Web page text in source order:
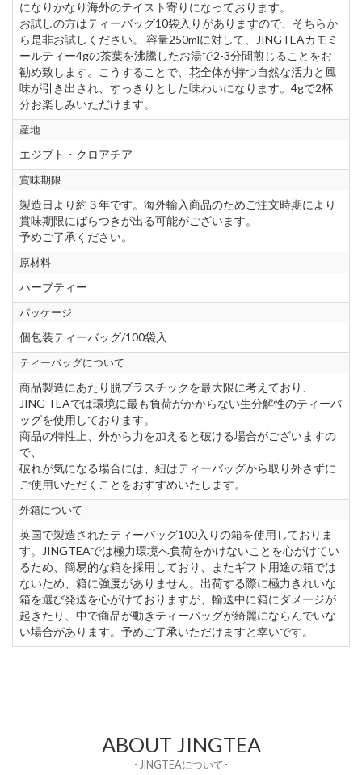
になりかなり海外のテイスト寄りになっております。
お試しの方はティーバッグ10袋入りがありますので、そちらか
ら是非お試しください。 容量250mlに対して、JINGTEAカモミ
ールティー4gの茶葉を沸騰したお湯で2-3分間煎じることをお
勧め致します。こうすることで、花全体が持つ自然な活力と風
味が引き出され、すっきりとした味わいになります。4gで2杯
分お楽しみいただけます。
産地
エジプト・クロアチア
賞味期限
製造日より約３年です。海外輸入商品のためご注文時期により
賞味期限にばらつきが出る可能がございます。
予めご了承ください。
原材料
ハーブティー
パッケージ
個包装ティーバッグ/100袋入
ティーバッグについて
商品製造にあたり脱プラスチックを最大限に考えており、
JING TEAでは環境に最も負荷がかからない生分解性のティーバ
ッグを使用しております。
商品の特性上、外から力を加えると破ける場合がございますの
で、
破れが気になる場合には、紐はティーバッグから取り外さずに
ご使用いただくことをおすすめいたします。
外箱について
英国で製造されたティーバッグ100入りの箱を使用しておりま
す。JINGTEAでは極力環境へ負荷をかけないことを心がけてい
るため、簡易的な箱を採用しており、またギフト用途の箱では
ないため、箱に強度がありません。出荷する際に極力きれいな
箱を選び発送を心がけておりますが、輸送中に箱にダメージが
起きたり、中で商品が動きティーバッグが綺麗にならんでいな
い場合があります。予めご了承いただけますと幸いです。
ABOUT JINGTEA
- JINGTEAについて-